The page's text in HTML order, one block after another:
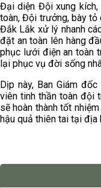
Đại diện Đội xung kích,
toàn, Đội trưởng, bày
Đắk Lắk xử lý nhanh
đặt an toàn lên hàng
phục lưới điện an toàn
lại phục vụ đời sống
Dịp này, Ban Giám
viên tinh thần toàn đội
sẽ hoàn thành tốt
hậu quả thiên tai tại